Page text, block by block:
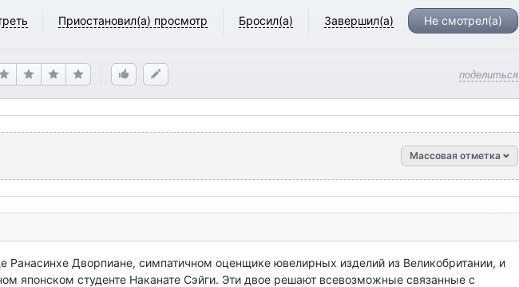
Приостановил(а) просмотр Бросил(а) Завершил(а) Не смотрел(а)
поделиться
Массовая отметка
Ранасинхе Дворпиане, симпатичном оценщике ювелирных изделий из Великобритании, и
японском студенте Наканате Сэйги. Эти двое решают всевозможные связанные с